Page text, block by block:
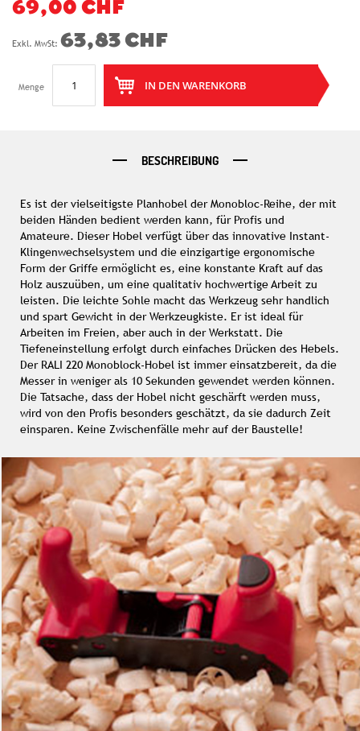
69,00 CHF
63,83 CHF
Menge IN DEN WARENKORB
BESCHREIBUNG
Es ist der vielseitigste Planhobel der Monobloc-Reihe, der mit
beiden Händen bedient werden kann, für Profis und
Amateure. Dieser Hobel verfügt über das innovative Instant-
Klingenwechselsystem und die einzigartige ergonomische
Form der Griffe ermöglicht es, eine konstante Kraft auf das
Holz auszuüben, um eine qualitativ hochwertige Arbeit zu
leisten. Die leichte Sohle macht das Werkzeug sehr handlich
und spart Gewicht in der Werkzeugkiste. Er ist ideal für
Arbeiten im Freien, aber auch in der Werkstatt. Die
Tiefeneinstellung erfolgt durch einfaches Drücken des Hebels.
Der RALI 220 Monoblock-Hobel ist immer einsatzbereit, da die
Messer in weniger als 10 Sekunden gewendet werden können.
Die Tatsache, dass der Hobel nicht geschärft werden muss,
wird von den Profis besonders geschätzt, da sie dadurch Zeit
einsparen. Keine Zwischenfälle mehr auf der Baustelle!